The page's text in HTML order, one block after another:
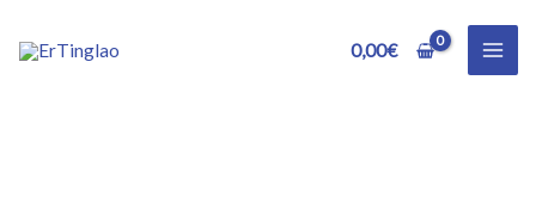
0,00€